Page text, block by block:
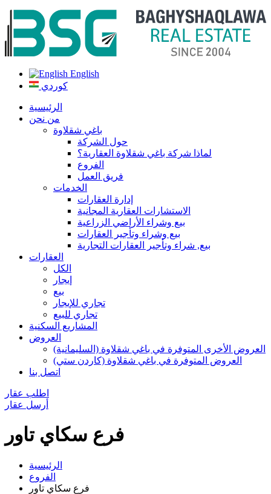
English
كوردي
الرئيسية
من نحن
باغي شقلاوة
حول الشركة
لماذا شركة باغي شقلاوة العقارية؟
الفروع
فريق العمل
الخدمات
إدارة العقارات
الاستشارات العقارية المجانية
بيع وشراء الأراضي الزراعية
بيع وشراء وتأجير العقارات
بيع, شراء وتأجير العقارات التجارية
العقارات
الكل
إيجار
بيع
تجاري للإيجار
تجاري للبيع
المشاريع السكنية
العروض
العروض الأخرى المتوفرة في باغي شقلاوة (السليمانية)
العروض المتوفرة في باغي شقلاوة (كاردن ستي)
اتصل بنا
اطلب عقار
أرسل عقار
فرع سکاي تاور
الرئيسية
الفروع
فرع سکاي تاور